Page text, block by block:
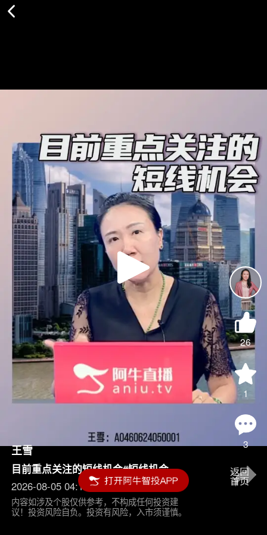
Play
Video
26
1
3
王雪
目前重点关注的短线机会#短线机会
2026-08-05 04:15
内容如涉及个股仅供参考，不构成任何投资建
议！投资风险自负。投资有风险，入市须谨慎。